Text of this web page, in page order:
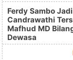
Ferdy Sambo
Candrawathi
Mafhud MD
Dewasa